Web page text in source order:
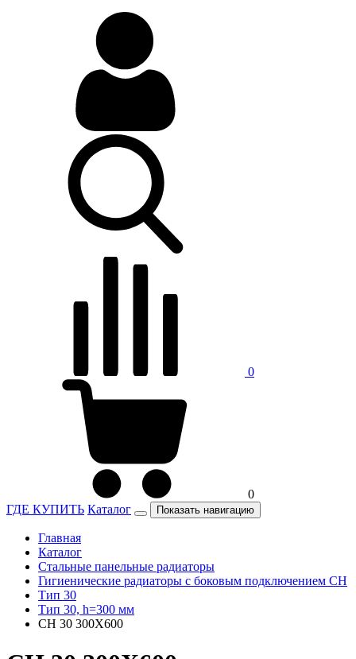
0
0
ГДЕ КУПИТЬ Каталог Показать навигацию
Главная
Каталог
Стальные панельные радиаторы
Гигиенические радиаторы c боковым подключением CH
Тип 30
Тип 30, h=300 мм
CH 30 300X600